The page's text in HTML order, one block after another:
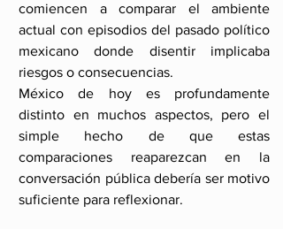
comiencen a comparar el ambiente
actual con episodios del pasado político
mexicano donde disentir implicaba
riesgos o consecuencias.
México de hoy es profundamente
distinto en muchos aspectos, pero el
simple hecho de que estas
comparaciones reaparezcan en la
conversación pública debería ser motivo
suficiente para reflexionar.